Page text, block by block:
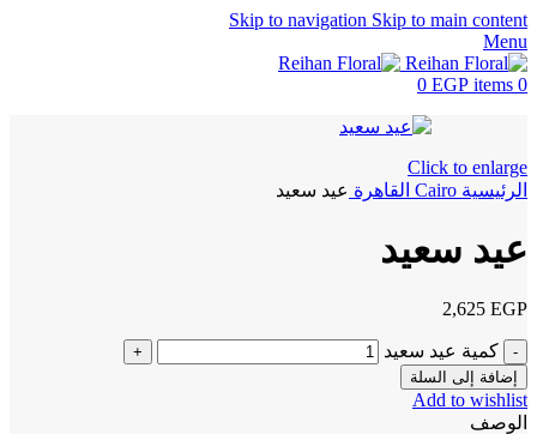
Skip to navigation Skip to main content
Menu
0
items
0 EGP
Click to enlarge
الرئيسية Cairo القاهرة عيد سعيد
عيد سعيد
2,625 EGP
كمية عيد سعيد
إضافة إلى السلة
Add to wishlist
الوصف